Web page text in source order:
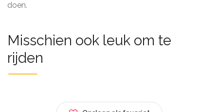
doen.
Misschien ook leuk om te
rijden